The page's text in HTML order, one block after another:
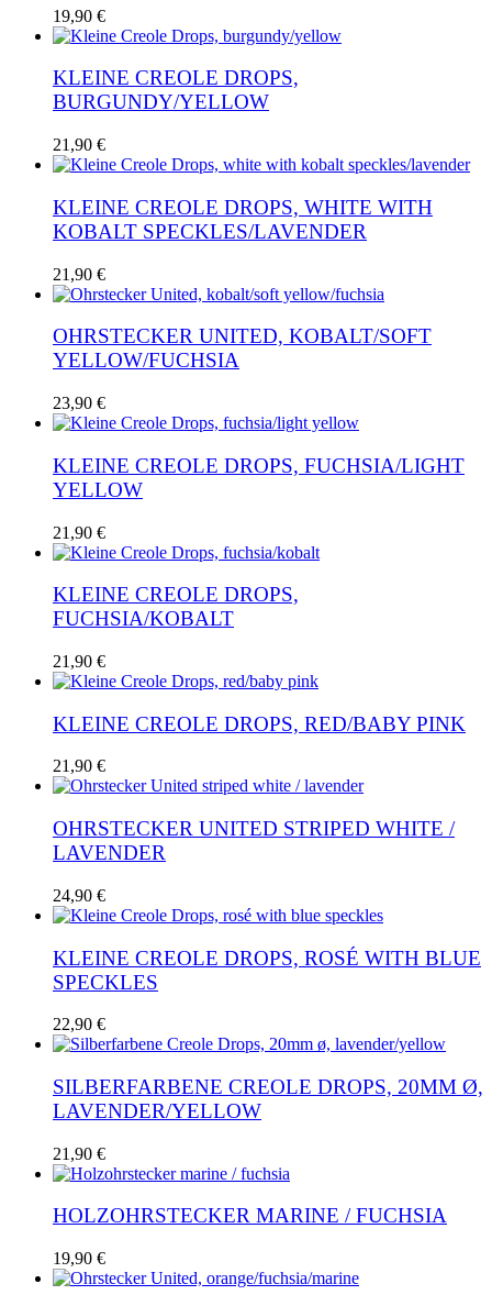
19,90 €
KLEINE CREOLE DROPS,
BURGUNDY/YELLOW
21,90 €
KLEINE CREOLE DROPS, WHITE WITH
KOBALT SPECKLES/LAVENDER
21,90 €
OHRSTECKER UNITED, KOBALT/SOFT
YELLOW/FUCHSIA
23,90 €
KLEINE CREOLE DROPS, FUCHSIA/LIGHT
YELLOW
21,90 €
KLEINE CREOLE DROPS,
FUCHSIA/KOBALT
21,90 €
KLEINE CREOLE DROPS, RED/BABY PINK
21,90 €
OHRSTECKER UNITED STRIPED WHITE /
LAVENDER
24,90 €
KLEINE CREOLE DROPS, ROSÉ WITH BLUE
SPECKLES
22,90 €
SILBERFARBENE CREOLE DROPS, 20MM Ø,
LAVENDER/YELLOW
21,90 €
HOLZOHRSTECKER MARINE / FUCHSIA
19,90 €